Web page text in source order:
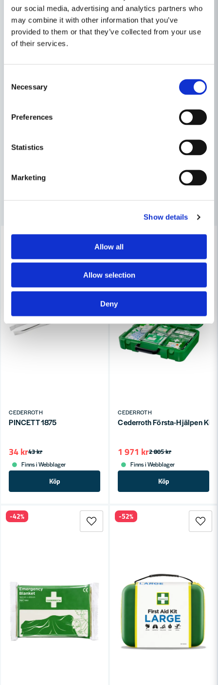
our social media, advertising and analytics partners who
may combine it with other information that you’ve
provided to them or that they’ve collected from your use
of their services.
Selection
Necessary
Preferences
Statistics
Marketing
Show details
Allow all
Allow selection
Deny
6 Salvequick Sårtvättare 1880 (Sårtvättare 10 st &
Plåster 20 st)
1 Elastisk binda 8 cm x 4 m 1882
Ja, ni får publicera min fråga
Skicka fråga
CEDERROTH
PINCETT 1875
43 kr
34 kr
Finns i Webblager
Köp
-21%
CEDERROTH
Cederroth Första-Hjälpen Kit
2 805 kr
1 971 kr
Finns i Webblager
Köp
-30%
-42% -52%